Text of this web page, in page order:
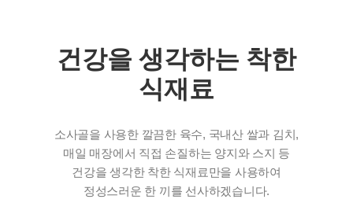
건강을 생각하는 착한
식재료
소사골을 사용한 깔끔한 육수, 국내산 쌀과 김치,
매일 매장에서 직접 손질하는 양지와 스지 등
건강을 생각한 착한 식재료만을 사용하여
정성스러운 한 끼를 선사하겠습니다.